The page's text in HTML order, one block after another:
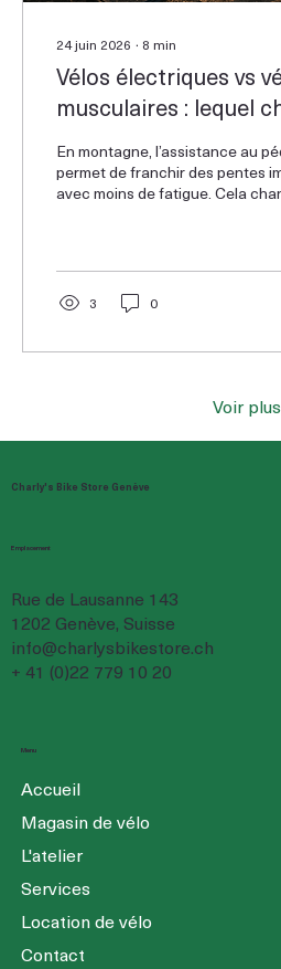
24 juin 2026 ∙ 8 min
Vélos électriques vs
musculaires : lequel
montagne en Suisse ?
En montagne, l’assistance au
permet de franchir des pentes
avec moins de fatigue. Cela
3 0
Voir plus
Charly's Bike Store Genève
Emplacement
Rue de Lausanne 143
1202 Genève, Suisse
info@charlysbikestore.ch
+ 41 (0)22 779 10 20
Menu
Accueil
Magasin de vélo
L'atelier
Services
Location de vélo
Contact